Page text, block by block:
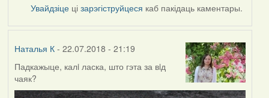
Увайдзіце цізарэгіструйцеся каб пакідаць каментары.
Наталья К- 22.07.2018 - 21:19
Падкажыце, калi ласка, што гэта за вiд
чаяк?